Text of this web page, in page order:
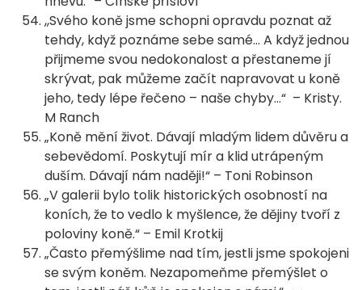
,,Svého koně jsme schopni opravdu poznat až
tehdy, když poznáme sebe samé… A když jednou
přijmeme svou nedokonalost a přestaneme jí
skrývat, pak můžeme začít napravovat u koně
jeho, tedy lépe řečeno – naše chyby…“ – Kristy.
M Ranch
„Koně mění život. Dávají mladým lidem důvěru a
sebevědomí. Poskytují mír a klid utrápeným
duším. Dávají nám naději!“ – Toni Robinson
„V galerii bylo tolik historických osobností na
koních, že to vedlo k myšlence, že dějiny tvoří z
poloviny koně.“ – Emil Krotkij
„Často přemýšlime nad tím, jestli jsme spokojeni
se svým koněm. Nezapomeňme přemýšlet o